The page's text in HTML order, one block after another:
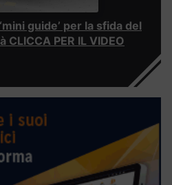
guide’ per la sfida del
PER IL VIDEO